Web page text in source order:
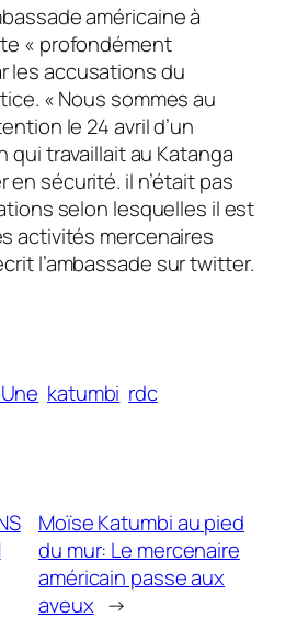
américaine à
« profondément
les accusations du
«Nous sommes au
le 24 avril d’un
qui travaillait au Katanga
en sécurité. il n’était pas
selon lesquelles il est
activités mercenaires
l’ambassade sur twitter.
katumbi rdc
Moïse Katumbi au pied
du mur: Le mercenaire
américain passe aux
aveux →